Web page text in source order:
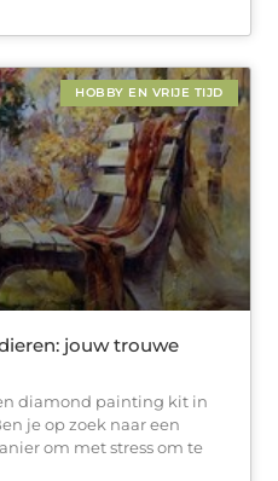
HOBBY EN VRIJE TIJD
jouw trouwe
diamond painting kit in
je op zoek naar een
om met stress om te